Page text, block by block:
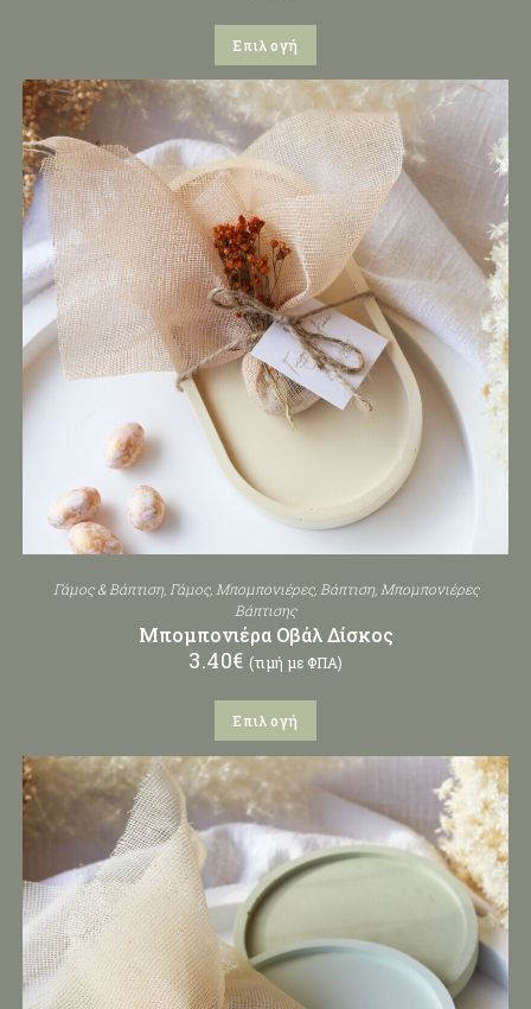
Επιλογή
Γάμος & Βάπτιση,Γάμος,Μπομπονιέρες,Βάπτιση,Μπομπονιέρες
Βάπτισης
Μπομπονιέρα Οβάλ Δίσκος
3.40€ (τιμή με ΦΠΑ)
Επιλογή